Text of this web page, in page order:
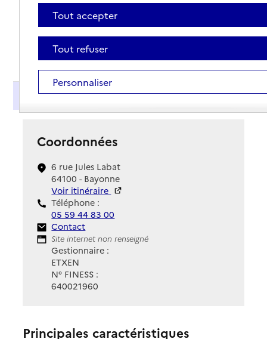
Présentation
Coordonnées
6 rue Jules Labat
64100 - Bayonne
Voir itinéraire
Téléphone :
05 59 44 83 00
Contact
Contact
Site Internet
Site internet non renseigné
Gestionnaire :
ETXEN
N° FINESS :
640021960
Principales caractéristiques
Tout accepter
Tout refuser
Personnaliser